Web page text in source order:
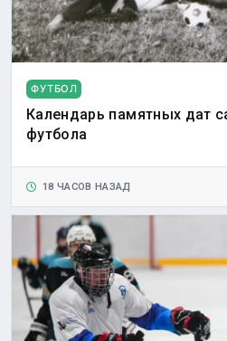
ФУТБОЛ
Календарь памятных дат
футбола
18 ЧАСОВ НАЗАД